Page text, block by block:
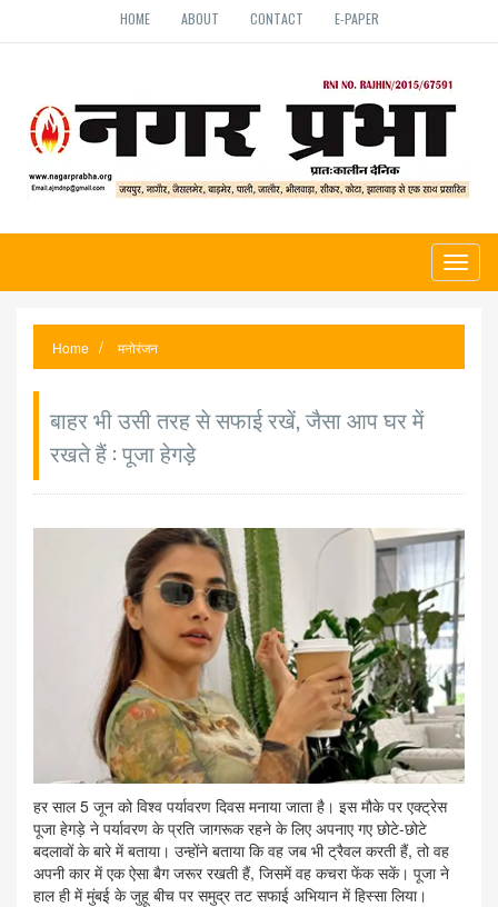
HOME ABOUT CONTACT E-PAPER
Home मनोरंजन
बाहर भी उसी तरह से सफाई रखें, जैसा आप घर में
रखते हैं : पूजा हेगड़े
हर साल 5 जून को विश्व पर्यावरण दिवस मनाया जाता है। इस मौके पर एक्ट्रेस
पूजा हेगड़े ने पर्यावरण के प्रति जागरूक रहने के लिए अपनाए गए छोटे-छोटे
बदलावों के बारे में बताया। उन्होंने बताया कि वह जब भी ट्रैवल करती हैं, तो वह
अपनी कार में एक ऐसा बैग जरूर रखती हैं, जिसमें वह कचरा फेंक सकें। पूजा ने
हाल ही में मुंबई के जुहू बीच पर समुद्र तट सफाई अभियान में हिस्सा लिया।